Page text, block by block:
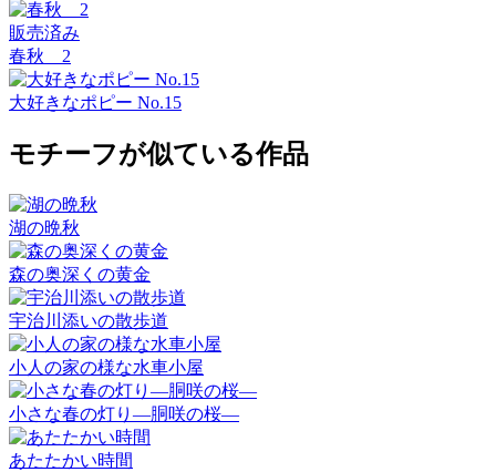
販売済み
春秋 2
大好きなポピー No.15
モチーフが似ている作品
湖の晩秋
森の奥深くの黄金
宇治川添いの散歩道
小人の家の様な水車小屋
小さな春の灯り―胴咲の桜―
あたたかい時間